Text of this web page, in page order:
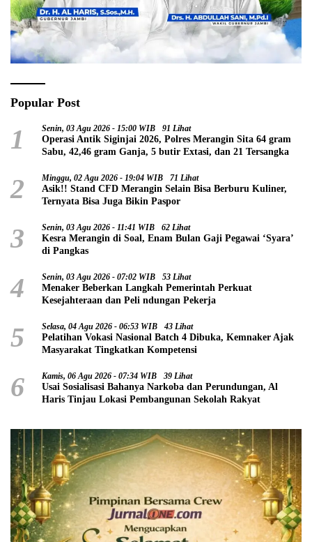
Popular Post
1 Senin, 03 Agu 2026 - 15:00 WIB 91 Lihat
Operasi Antik Siginjai 2026, Polres Merangin Sita 64 gram
Sabu, 42,46 gram Ganja, 5 butir Extasi, dan 21 Tersangka
2 Minggu, 02 Agu 2026 - 19:04 WIB 71 Lihat
Asik!! Stand CFD Merangin Selain Bisa Berburu Kuliner,
Ternyata Bisa Juga Bikin Paspor
3 Senin, 03 Agu 2026 - 11:41 WIB 62 Lihat
Kesra Merangin di Soal, Enam Bulan Gaji Pegawai ‘Syara’
di Pangkas
4 Senin, 03 Agu 2026 - 07:02 WIB 53 Lihat
Menaker Beberkan Langkah Pemerintah Perkuat
Kesejahteraan dan Peli ndungan Pekerja
5 Selasa, 04 Agu 2026 - 06:53 WIB 43 Lihat
Pelatihan Vokasi Nasional Batch 4 Dibuka, Kemnaker Ajak
Masyarakat Tingkatkan Kompetensi
6 Kamis, 06 Agu 2026 - 07:34 WIB 39 Lihat
Usai Sosialisasi Bahanya Narkoba dan Perundungan, Al
Haris Tinjau Lokasi Pembangunan Sekolah Rakyat